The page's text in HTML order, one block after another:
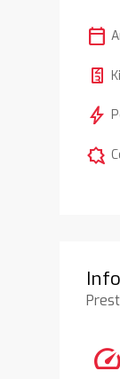
calendar_today
bolt
comic_bubble
speed